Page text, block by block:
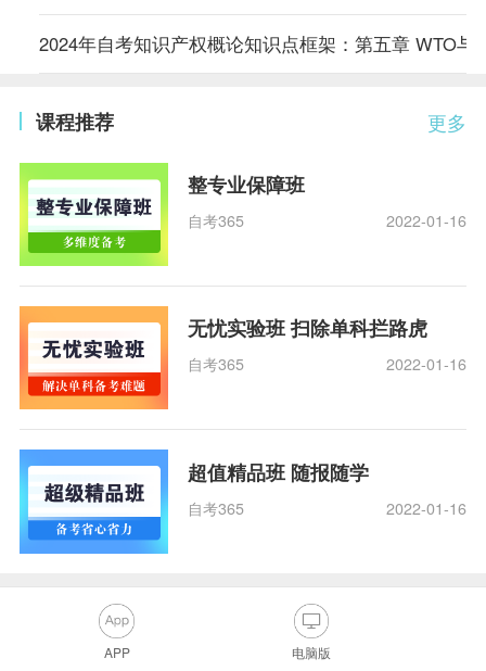
2024年自考知识产权概论知识点框架：第五章 WTO与
更多
课程推荐
整专业保障班
自考365 2022-01-16
无忧实验班 扫除单科拦路虎
自考365 2022-01-16
超值精品班 随报随学
自考365 2022-01-16
APP 电脑版